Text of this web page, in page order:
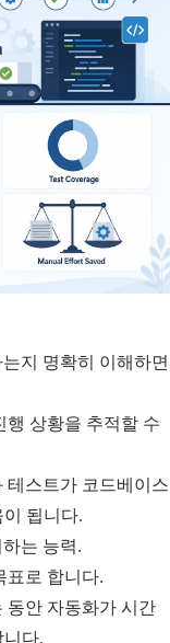
지 명확히 이해하면
상황을 추적할 수
스트가 코드베이스
됩니다.
는 능력.
표로 합니다.
동안 자동화가 시간
다.